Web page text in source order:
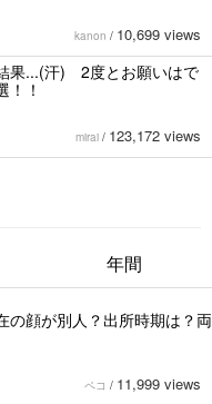
kanon / 10,699 views
果...(汗) 2度とお願いはで
！！
mirai / 123,172 views
年間
の顔が別人？出所時期は？両
ペコ / 11,999 views